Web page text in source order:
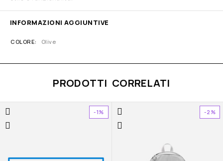
INFORMAZIONI AGGIUNTIVE
COLORE Olive
PRODOTTI CORRELATI
-1% -2%